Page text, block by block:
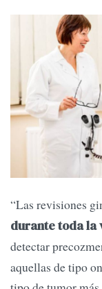
“Las revisiones
durante toda la
detectar
aquellas de tipo